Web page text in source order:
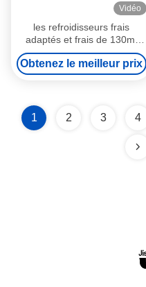
Vidéo
les refroidisseurs frais
adaptés et frais de 130ml
amincissent la matière
plastique dure de vessies de
glace de déjeuner
Obtenez le meilleur prix
1 2 3 4